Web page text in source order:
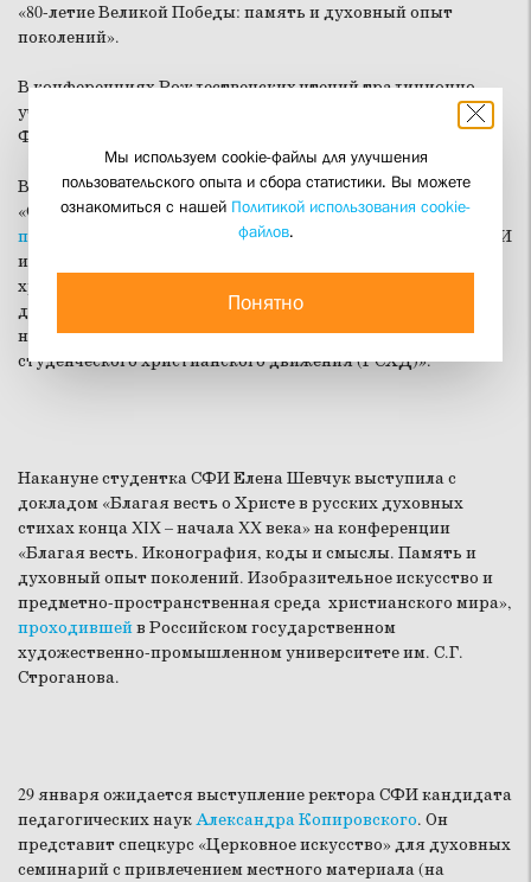
«80-летие Великой Победы: память и духовный опыт
поколений».
В конференциях Рождественских чтений традиционно
участвуют преподаватели, выпускники и студенты Свято-
Филаретовского института.
В первый день работы форума на конференции
«Старчество. Опыт руководства ко спасению в ХХ веке»,
проходившей
в Храме Христа Спасителя, выпускница СФИ
и автор монографии об истории Русского студенческого
христианского движения Ульяна Гутнер представила
доклад «Протоиерей Сергий Четвериков, исследователь и
носитель традиций старчества, как пастырь Русского
студенческого христианского движения (РСХД)».
Накануне студентка СФИ Елена Шевчук выступила с
докладом «Благая весть о Христе в русских духовных
стихах конца XIX – начала XX века» на конференции
«Благая весть. Иконография, коды и смыслы. Память и
духовный опыт поколений. Изобразительное искусство и
предметно-пространственная среда христианского мира»,
проходившейв Российском государственном
художественно-промышленном университете им. С.Г.
Строганова.
29 января ожидается выступление ректора СФИ кандидата
педагогических наукАлександра Копировского. Он
представит спецкурс «Церковное искусство» для духовных
семинарий с привлечением местного материала (на
Мы используем cookie-файлы для улучшения
пользовательского опыта и сбора статистики. Вы можете
ознакомиться с нашей Политикой использования cookie-
файлов.
Понятно